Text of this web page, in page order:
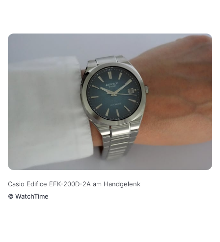
Casio Edifice EFK-200D-2A am Handgelenk
© WatchTime